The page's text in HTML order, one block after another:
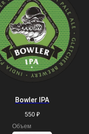
Bowler IPA
550 ₽
Объем